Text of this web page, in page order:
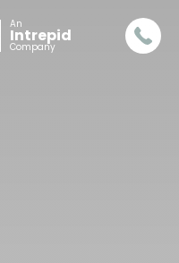
An
Intrepid
Company